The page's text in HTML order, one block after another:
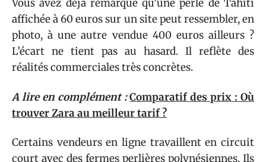
Vous avez déjà remarqué qu’une perle de Tahiti
affichée à 60 euros sur un site peut ressembler, en
photo, à une autre vendue 400 euros ailleurs ?
L’écart ne tient pas au hasard. Il reflète des
réalités commerciales très concrètes.
A lire en complément : Comparatif des prix : Où
trouver Zara au meilleur tarif ?
Certains vendeurs en ligne travaillent en circuit
court avec des fermes perlières polynésiennes. Ils